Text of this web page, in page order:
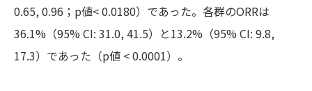
0.65, 0.96；p値< 0.0180）であった。各群のORRは
36.1%（95% CI: 31.0, 41.5）と13.2%（95% CI: 9.8,
17.3）であった（p値 < 0.0001）。